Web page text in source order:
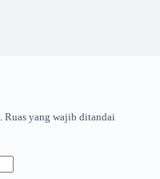
Ruas yang wajib ditandai